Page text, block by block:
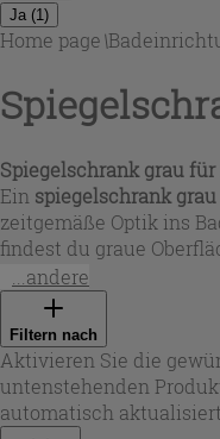
Ja (1)
Home page\
Spiegelschrank grau
Ein spiegelschrank grau
zeitgemäße Optik ins
findest du graue
Grau sowie Varianten
du ein
schaffen möchtest. Die
Farbtöne passen zu
Kontrasten und lassen
Schwarz- oder
...andere
Filtern nach
Aktivieren Sie die
untenstehenden
automatisch aktualisiert.